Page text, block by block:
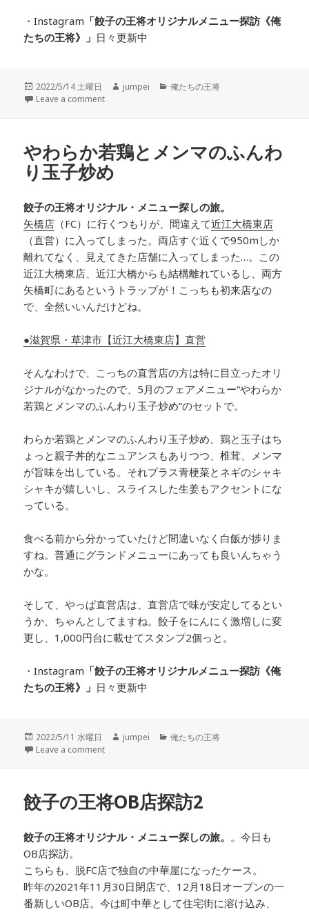
・Instagram 「餃子の王将オリジナルメニュー探訪 《俺
たちの王将》」 日々更新中
投
稿
2022/5/14 土曜日
作
jumpei
カ
俺たちの王将
Leave a comment
やわらか若鶏とメンマのふんわ
り玉子炒め
餃子の王将オリジナル・メニュー探しの旅。
矢橋店 （FC）に行くつもりが、間違えて近江大橋東店
（直営）に入ってしまった。両店すぐ近くで950mしか
離れてなく、見えてきた店舗に入ってしまった…。この
近江大橋東店、近江大橋からも結構離れているし、両方
矢橋町にあるというトラップが！こっちも初来店なの
で、全然いいんだけどね。
●滋賀県・草津市【近江大橋東店】直営
そんなわけで、こっちの直営店の方は特に目立ったオリ
ジナルがなかったので、5月のフェアメニュー“やわらか
若鶏とメンマのふんわり玉子炒め”のセットで。
わらか若鶏とメンマのふんわり玉子炒め、鶏と玉子はち
ょっと親子丼的なニュアンスもありつつ、椎茸、メンマ
が旨味を出している。それプラス青梗菜とネギのシャキ
シャキが嬉しいし、スライスした生姜もアクセントにな
っている。
食べる前から分かっていたけど間違いなく白飯が捗りま
すね。普通にグランドメニューにあっても良いんちゃう
かな。
そして、やっぱ直営店は、直営店で味が安定してるとい
うか、ちゃんとしてますね。餃子をにんにく激増しに変
更し、1,000円台に載せてスタンプ2個っと。
・Instagram 「餃子の王将オリジナルメニュー探訪 《俺
たちの王将》」 日々更新中
投
稿
2022/5/11 水曜日
作
jumpei
カ
俺たちの王将
Leave a comment
餃子の王将OB店探訪2
餃子の王将オリジナル・メニュー探しの旅。 。今日も
OB店探訪。
こちらも、脱FC店で独自の中華屋になったケース。
昨年の2021年11月30日閉店で、12月18日オープンの一
番新しいOB店。今は町中華として住宅街に溶け込み、